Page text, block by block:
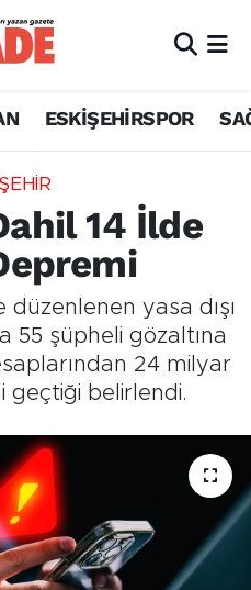
ESKİŞEHİRSPOR
14 İlde
düzenlenen yasa dışı
55 şüpheli gözaltına
24 milyar
geçtiği belirlendi.